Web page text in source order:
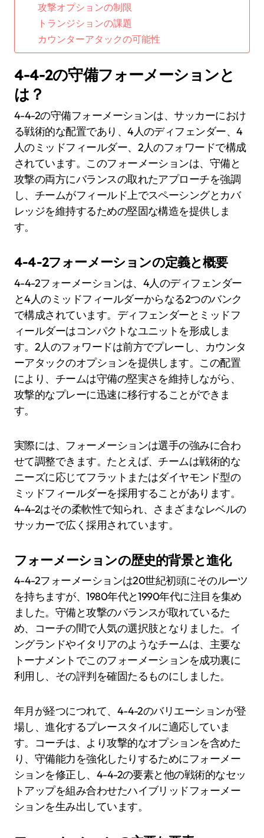
攻撃オプションの制限
トランジションの課題
カウンターアタックの可能性
4-4-2の守備フォーメーションと
は？
4-4-2の守備フォーメーションは、サッカーにおけ
る戦術的な配置であり、4人のディフェンダー、4
人のミッドフィールダー、2人のフォワードで構成
されています。このフォーメーションは、守備と
攻撃の両方にバランスの取れたアプローチを強調
し、チームがフィールド上でスペーシングとカバ
レッジを維持するための堅固な構造を提供しま
す。
4-4-2フォーメーションの定義と概要
4-4-2フォーメーションは、4人のディフェンダー
と4人のミッドフィールダーからなる2つのバンク
で構成されています。ディフェンダーとミッドフ
ィールダーはコンパクトなユニットを形成しま
す。2人のフォワードは前方でプレーし、カウンタ
ーアタックのオプションを提供します。この配置
により、チームは守備の堅実さを維持しながら、
攻撃的なプレーに迅速に移行することができま
す。
実際には、フォーメーションは選手の強みに合わ
せて調整できます。たとえば、チームは戦術的な
ニーズに応じてフラットまたはダイヤモンド型の
ミッドフィールダーを採用することがあります。
4-4-2はその柔軟性で知られ、さまざまなレベルの
サッカーで広く採用されています。
フォーメーションの歴史的背景と進化
4-4-2フォーメーションは20世紀初頭にそのルーツ
を持ちますが、1980年代と1990年代に注目を集め
ました。守備と攻撃のバランスが取れているた
め、コーチの間で人気の選択肢となりました。イ
ングランドやイタリアのようなチームは、主要な
トーナメントでこのフォーメーションを成功裏に
利用し、その評判を確固たるものにしました。
年月が経つにつれて、4-4-2のバリエーションが登
場し、進化するプレースタイルに適応していま
す。コーチは、より攻撃的なオプションを含めた
り、守備能力を強化したりするためにフォーメー
ションを修正し、4-4-2の要素と他の戦術的なセッ
トアップを組み合わせたハイブリッドフォーメー
ションを生み出しています。